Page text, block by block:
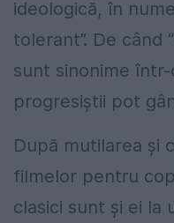
ideologică, în
tolerant”. De când
sunt sinonime
progresiștii pot
După mutilarea și
filmelor pentru
clasici sunt și ei la